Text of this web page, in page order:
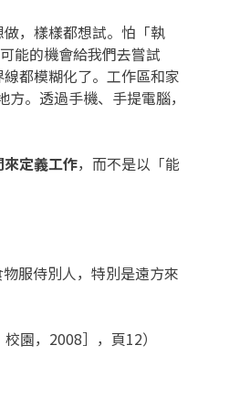
，樣樣都想試。怕「執
能的機會給我們去嘗試
都模糊化了。工作區和家
。透過手機、手提電腦，
定義工作，而不是以「能
服侍別人，特別是遠方來
園，2008］，頁12）